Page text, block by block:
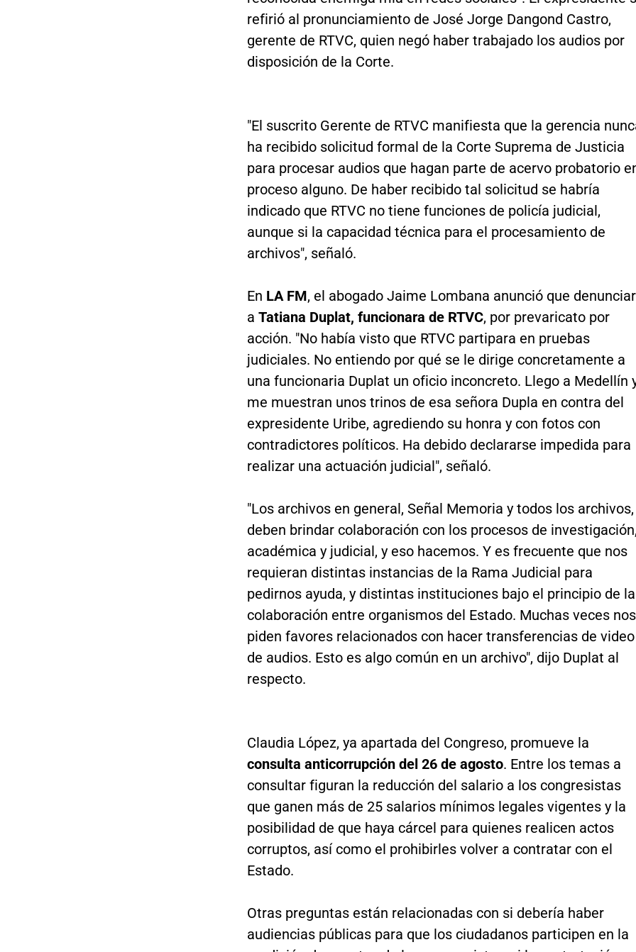
refirió al pronunciamiento de José Jorge Dangond Castro,
gerente de RTVC, quien negó haber trabajado los audios por
disposición de la Corte.
"El suscrito Gerente de RTVC manifiesta que la gerencia
ha recibido solicitud formal de la Corte Suprema de Justicia
para procesar audios que hagan parte de acervo probatorio
proceso alguno. De haber recibido tal solicitud se habría
indicado que RTVC no tiene funciones de policía judicial,
aunque si la capacidad técnica para el procesamiento de
archivos", señaló.
En LA FM, el abogado Jaime Lombana anunció que
a Tatiana Duplat, funcionara de RTVC, por prevaricato por
acción. "No había visto que RTVC partipara en pruebas
judiciales. No entiendo por qué se le dirige concretamente a
una funcionaria Duplat un oficio inconcreto. Llego a Medellín
me muestran unos trinos de esa señora Dupla en contra del
expresidente Uribe, agrediendo su honra y con fotos con
contradictores políticos. Ha debido declararse impedida para
realizar una actuación judicial", señaló.
"Los archivos en general, Señal Memoria y todos los archivos,
deben brindar colaboración con los procesos de
académica y judicial, y eso hacemos. Y es frecuente que nos
requieran distintas instancias de la Rama Judicial para
pedirnos ayuda, y distintas instituciones bajo el principio de la
colaboración entre organismos del Estado. Muchas veces nos
piden favores relacionados con hacer transferencias de
de audios. Esto es algo común en un archivo", dijo Duplat al
respecto.
Claudia López, ya apartada del Congreso, promueve la
consulta anticorrupción del 26 de agosto. Entre los temas a
consultar figuran la reducción del salario a los congresistas
que ganen más de 25 salarios mínimos legales vigentes y la
posibilidad de que haya cárcel para quienes realicen actos
corruptos, así como el prohibirles volver a contratar con el
Estado.
Otras preguntas están relacionadas con si debería haber
audiencias públicas para que los ciudadanos participen en la